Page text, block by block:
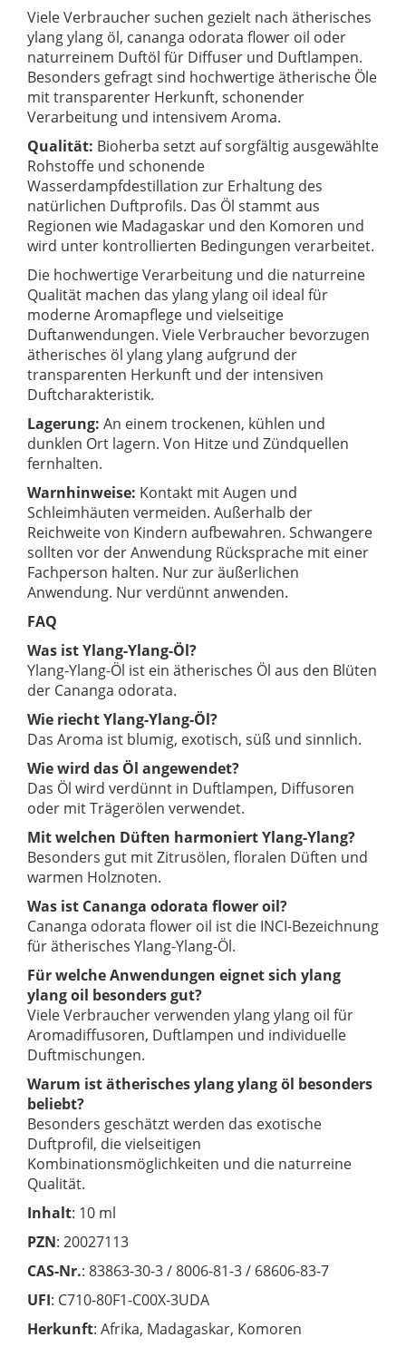
Viele Verbraucher suchen gezielt nach ätherisches
ylang ylang öl, cananga odorata flower oil oder
naturreinem Duftöl für Diffuser und Duftlampen.
Besonders gefragt sind hochwertige ätherische Öle
mit transparenter Herkunft, schonender
Verarbeitung und intensivem Aroma.
Qualität: Bioherba setzt auf sorgfältig ausgewählte
Rohstoffe und schonende
Wasserdampfdestillation zur Erhaltung des
natürlichen Duftprofils. Das Öl stammt aus
Regionen wie Madagaskar und den Komoren und
wird unter kontrollierten Bedingungen verarbeitet.
Die hochwertige Verarbeitung und die naturreine
Qualität machen das ylang ylang oil ideal für
moderne Aromapflege und vielseitige
Duftanwendungen. Viele Verbraucher bevorzugen
ätherisches öl ylang ylang aufgrund der
transparenten Herkunft und der intensiven
Duftcharakteristik.
Lagerung: An einem trockenen, kühlen und
dunklen Ort lagern. Von Hitze und Zündquellen
fernhalten.
Warnhinweise: Kontakt mit Augen und
Schleimhäuten vermeiden. Außerhalb der
Reichweite von Kindern aufbewahren. Schwangere
sollten vor der Anwendung Rücksprache mit einer
Fachperson halten. Nur zur äußerlichen
Anwendung. Nur verdünnt anwenden.
FAQ
Was ist Ylang-Ylang-Öl?
Ylang-Ylang-Öl ist ein ätherisches Öl aus den Blüten
der Cananga odorata.
Wie riecht Ylang-Ylang-Öl?
Das Aroma ist blumig, exotisch, süß und sinnlich.
Wie wird das Öl angewendet?
Das Öl wird verdünnt in Duftlampen, Diffusoren
oder mit Trägerölen verwendet.
Mit welchen Düften harmoniert Ylang-Ylang?
Besonders gut mit Zitrusölen, floralen Düften und
warmen Holznoten.
Was ist Cananga odorata flower oil?
Cananga odorata flower oil ist die INCI-Bezeichnung
für ätherisches Ylang-Ylang-Öl.
Für welche Anwendungen eignet sich ylang
ylang oil besonders gut?
Viele Verbraucher verwenden ylang ylang oil für
Aromadiffusoren, Duftlampen und individuelle
Duftmischungen.
Warum ist ätherisches ylang ylang öl besonders
beliebt?
Besonders geschätzt werden das exotische
Duftprofil, die vielseitigen
Kombinationsmöglichkeiten und die naturreine
Qualität.
Inhalt: 10 ml
PZN: 20027113
CAS-Nr.: 83863-30-3 / 8006-81-3 / 68606-83-7
UFI: C710-80F1-C00X-3UDA
Herkunft: Afrika, Madagaskar, Komoren